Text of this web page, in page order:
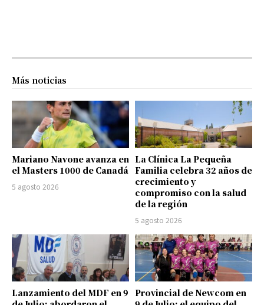
Más noticias
Mariano Navone avanza en
el Masters 1000 de Canadá
5 agosto 2026
La Clínica La Pequeña
Familia celebra 32 años de
crecimiento y
compromiso con la salud
de la región
5 agosto 2026
Lanzamiento del MDF en 9 Provincial de Newcom en